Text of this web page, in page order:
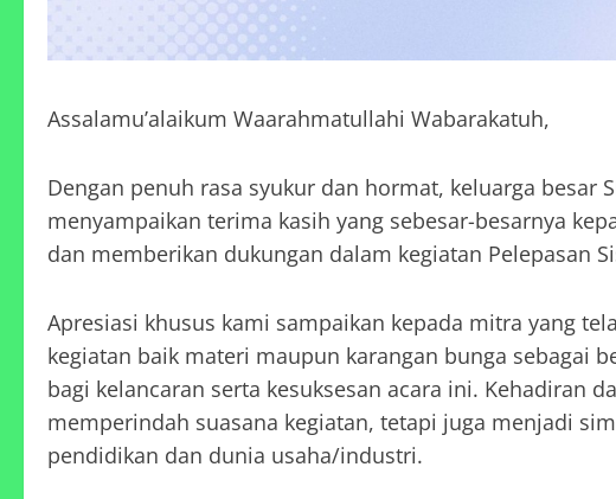
Assalamu’alaikum Waarahmatullahi Wabarakatuh,
Dengan penuh rasa syukur dan hormat, keluarga besar
menyampaikan terima kasih yang sebesar-besarnya
dan memberikan dukungan dalam kegiatan Pelepasan
Apresiasi khusus kami sampaikan kepada mitra yang
kegiatan baik materi maupun karangan bunga sebagai
bagi kelancaran serta kesuksesan acara ini. Kehadiran
memperindah suasana kegiatan, tetapi juga menjadi
pendidikan dan dunia usaha/industri.